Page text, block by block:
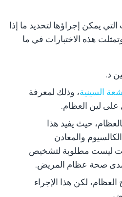
التي يمكن إجراؤها لتحديد ما إذا
هذه الاختبارات في ما
د.
السينية، وذلك لمعرفة
على لين العظام.
حيث يفيد هذا
والمعادن
ليست مطلوبة لتشخيص
مدى صحة عظام المريض.
لكن هذا الإجراء